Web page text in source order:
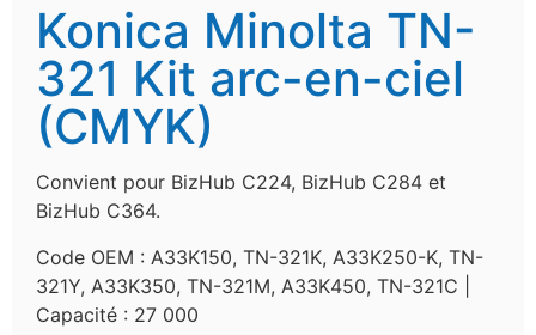
Konica Minolta TN-
321 Kit arc-en-ciel
(CMYK)
Convient pour BizHub C224, BizHub C284 et
BizHub C364.
Code OEM : A33K150, TN-321K, A33K250-K, TN-
321Y, A33K350, TN-321M, A33K450, TN-321C |
Capacité : 27 000